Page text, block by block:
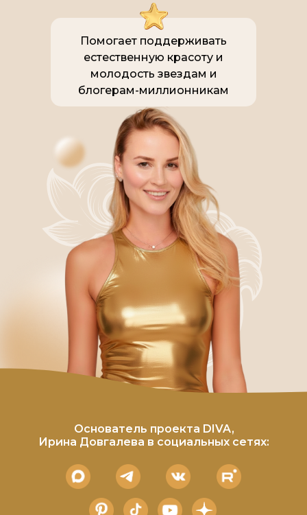
Помогает поддерживать
естественную красоту и
молодость звездам и
блогерам-миллионникам
Основатель проекта DIVA,
Ирина Довгалева в социальных сетях: